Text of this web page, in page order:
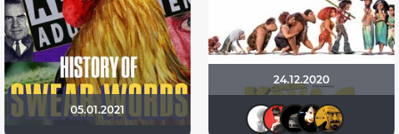
05.01.2021
24.12.2020
~